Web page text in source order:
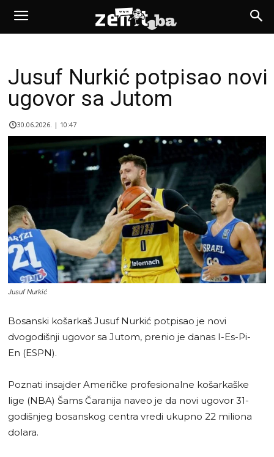
Jusuf Nurkić potpisao novi
ugovor sa Jutom
30.06.2026. | 10:47
Jusuf Nurkić
Bosanski košarkaš Jusuf Nurkić potpisao je novi
dvogodišnji ugovor sa Jutom, prenio je danas I-Es-Pi-
En (ESPN).
Poznati insajder Američke profesionalne košarkaške
lige (NBA) Šams Čaranija naveo je da novi ugovor 31-
godišnjeg bosanskog centra vredi ukupno 22 miliona
dolara.